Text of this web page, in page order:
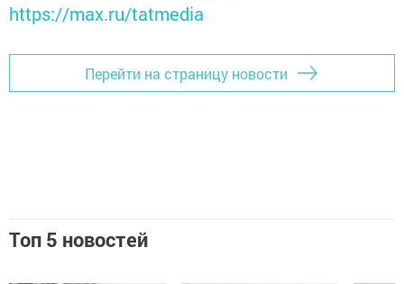
https://max.ru/tatmedia
Перейти на страницу новости
Топ 5 новостей